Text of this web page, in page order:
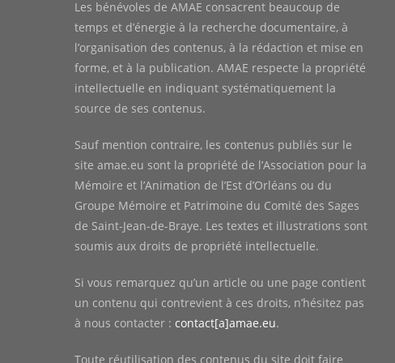
Les bénévoles de AMAE consacrent beaucoup de
temps et d’énergie à la recherche documentaire, à
l’organisation des contenus, à la rédaction et mise en
forme, et à la publication. AMAE respecte la propriété
intellectuelle en indiquant systématiquement la
source de ses contenus.
Sauf mention contraire, les contenus publiés sur le
site amae.eu sont la propriété de l’Association pour la
Mémoire et l’Animation de l’Est d’Orléans ou du
Groupe Mémoire et Patrimoine du Comité des Sages
de Saint-Jean-de-Braye. Les textes et illustrations sont
soumis aux droits de propriété intellectuelle.
Si vous remarquez qu’un article ou une page contient
un contenu qui contrevient à ces droits, n’hésitez pas
à nous contacter : contact[a]amae.eu.
Toute réutilisation des contenus du site doit faire